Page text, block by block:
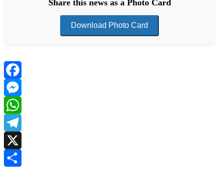
Share this news as a Photo Card
Download Photo Card
Facebook
Messenger
WhatsApp
Telegram
X